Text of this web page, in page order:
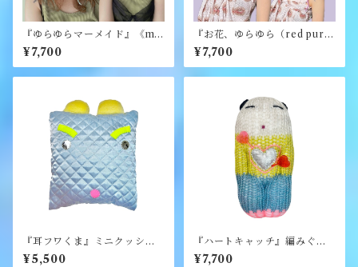
『ゆらゆらマーメイド』《me
rry yarn》
¥7,700
『お花、ゆらゆら（red purpl
e）』《merry yarn》
¥7,700
『耳フワくま』ミニクッショ
ン《むくり》
¥5,500
『ハートキャッチ』編みぐる
み《むくり》
¥7,700